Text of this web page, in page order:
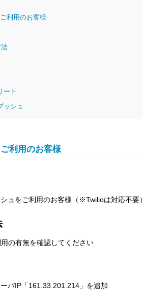
利用のお客様
ート
ッシュ
利用のお客様
ュをご利用のお客様（※Twilioは対応不要）
の有無を確認してください
バIP「161.33.201.214」を追加